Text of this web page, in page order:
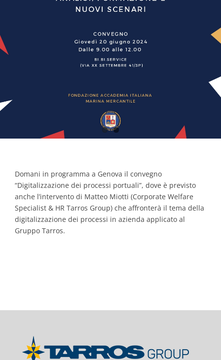
Contacts
Domani in programma a Genova il convegno
“Digitalizzazione dei processi portuali”, dove è previsto
anche l’intervento di Matteo Miotti (Corporate Welfare
Specialist & HR Tarros Group) che affronterà il tema della
digitalizzazione dei processi in azienda applicato al
Gruppo Tarros.